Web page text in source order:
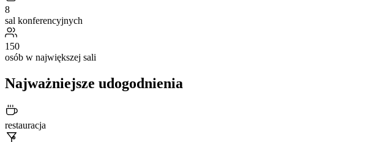
8
sal konferencyjnych
150
osób w największej sali
Najważniejsze udogodnienia
restauracja